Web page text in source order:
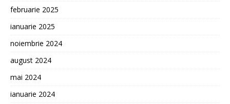
februarie 2025
ianuarie 2025
noiembrie 2024
august 2024
mai 2024
ianuarie 2024